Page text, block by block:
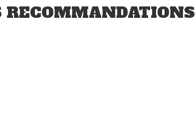
RECOMMANDATIONS